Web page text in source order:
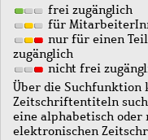
frei zugänglich
für
nur für einen
zugänglich
nicht frei
Über die Suchfunktion
Zeitschriftentiteln
eine alphabetisch oder
elektronischen